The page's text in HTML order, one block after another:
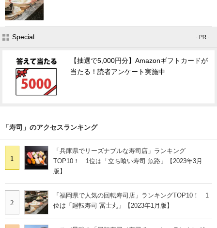
Special - PR -
【抽選で5,000円分】Amazonギフトカードが
当たる！読者アンケート実施中
「寿司」のアクセスランキング
1
「兵庫県でリーズナブルな寿司店」ランキング
TOP10！ 1位は「立ち喰い寿司 魚路」【2023年3月
版】
2
「福岡県で人気の回転寿司店」ランキングTOP10！ 1
位は「廻転寿司 冨士丸」【2023年1月版】